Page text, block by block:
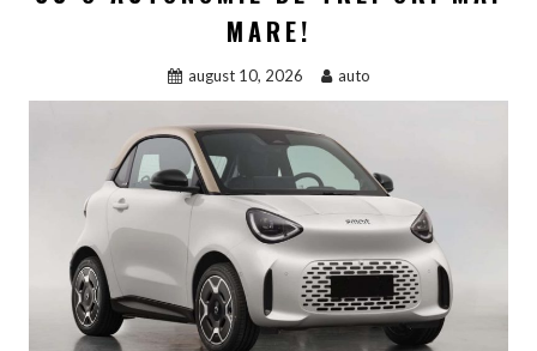
MARE!
august 10, 2026 auto